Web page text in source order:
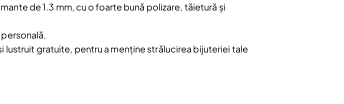
de 1.3 mm, cu o foarte bună polizare, tăietură și
lustruit gratuite, pentru a menține strălucirea bijuteriei tale